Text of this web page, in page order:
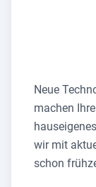
Neue
machen
wir mit
schon